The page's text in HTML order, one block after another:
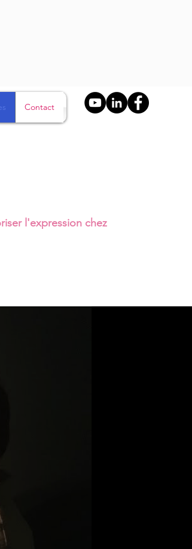
Contact
l'expression chez